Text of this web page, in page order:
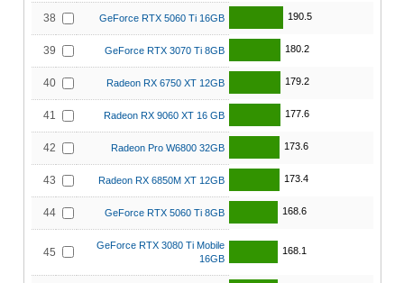
38 GeForce RTX 5060 Ti 16GB 190.5
39 GeForce RTX 3070 Ti 8GB 180.2
40 Radeon RX 6750 XT 12GB 179.2
41 Radeon RX 9060 XT 16 GB 177.6
42 Radeon Pro W6800 32GB 173.6
43 Radeon RX 6850M XT 12GB 173.4
44 GeForce RTX 5060 Ti 8GB 168.6
45
GeForce RTX 3080 Ti Mobile
16GB
168.1